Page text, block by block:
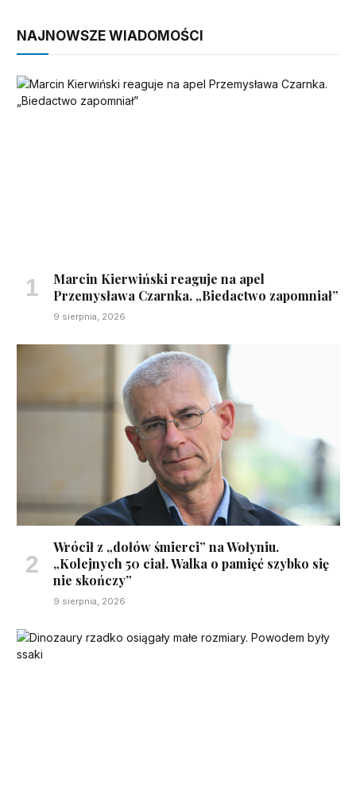
NAJNOWSZE WIADOMOŚCI
Marcin Kierwiński reaguje na apel
Przemysława Czarnka. „Biedactwo zapomniał”
9 sierpnia, 2026
Wrócił z „dołów śmierci” na Wołyniu.
„Kolejnych 50 ciał. Walka o pamięć szybko się
nie skończy”
9 sierpnia, 2026